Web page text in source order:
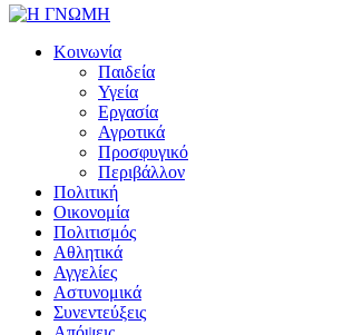
Κοινωνία
Παιδεία
Υγεία
Εργασία
Αγροτικά
Προσφυγικό
Περιβάλλον
Πολιτική
Οικονομία
Πολιτισμός
Αθλητικά
Αγγελίες
Αστυνομικά
Συνεντεύξεις